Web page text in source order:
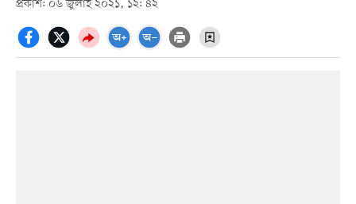
প্রকাশ: ০৬ জুলাই ২০২১, ১২: ৪২